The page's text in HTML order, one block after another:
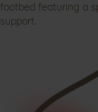
footbed featuring a
support.